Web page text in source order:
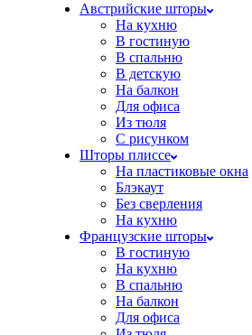
Австрийские шторы
На кухню
В гостиную
В спальню
В детскую
На балкон
Для офиса
Из тюля
С рисунком
Шторы плиссе
На пластиковые окна
Блэкаут
Без сверления
На кухню
Французские шторы
В гостиную
На кухню
В спальню
На балкон
Для офиса